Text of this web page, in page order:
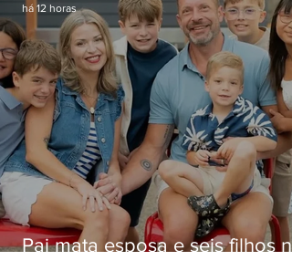
Pai mata esposa e seis filhos
há 12 horas